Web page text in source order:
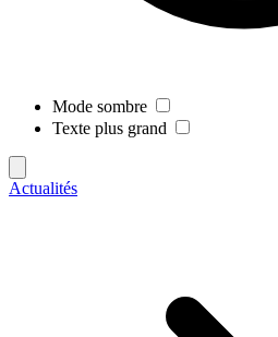
Mode sombre
Texte plus grand
Actualités